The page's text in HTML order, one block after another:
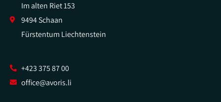
Im alten Riet 153
9494 Schaan
Fürstentum Liechtenstein
+423 375 87 00
office@avoris.li